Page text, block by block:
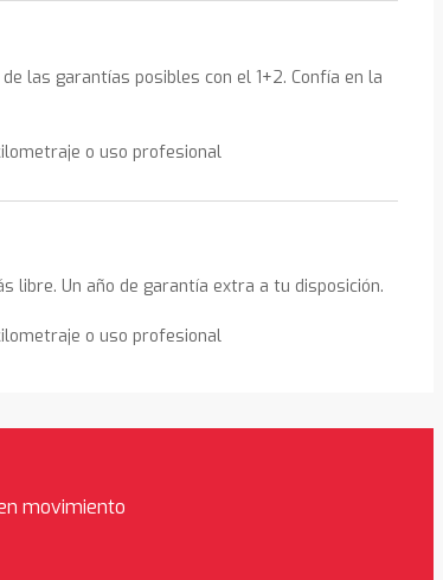
las garantías posibles con el 1+2. Confía en la
o uso profesional
libre. Un año de garantía extra a tu disposición.
o uso profesional
movimiento